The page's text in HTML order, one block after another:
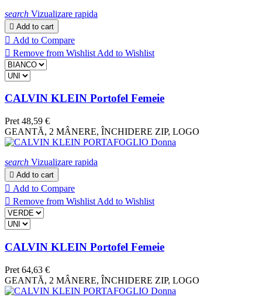
search Vizualizare rapida
 Add to cart
 Add to Compare
 Remove from Wishlist Add to Wishlist
CALVIN KLEIN Portofel Femeie
Pret 48,59 €
GEANTĂ, 2 MÂNERE, ÎNCHIDERE ZIP, LOGO
search Vizualizare rapida
 Add to cart
 Add to Compare
 Remove from Wishlist Add to Wishlist
CALVIN KLEIN Portofel Femeie
Pret 64,63 €
GEANTĂ, 2 MÂNERE, ÎNCHIDERE ZIP, LOGO